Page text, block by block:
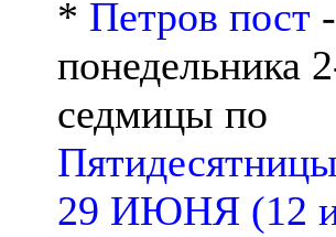
* Петров пост
понедельника
седмицы по
Пятидесятницы
29 ИЮНЯ (12